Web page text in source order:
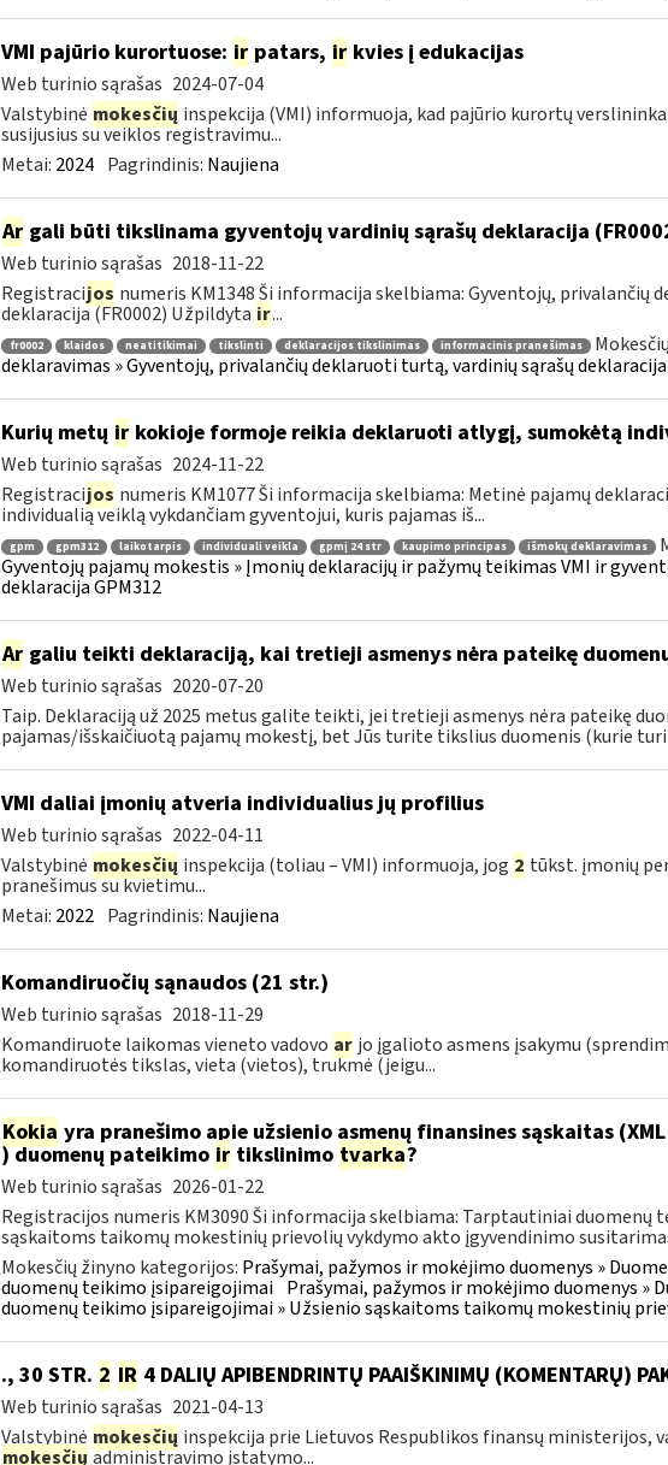
VMI pajūrio kurortuose: irpatars, irkvies į edukacijas
Web turinio sąrašas 2024-07-04
Valstybinė mokesčių inspekcija (VMI) informuoja, kad pajūrio kurortų
susijusius su veiklos registravimu...
Metai: 2024 Pagrindinis: Naujiena
Argali būti tikslinama gyventojų vardinių sąrašų deklaracija
Web turinio sąrašas 2018-11-22
Registracijos numeris KM1348 Ši informacija skelbiama: Gyventojų, privalančių
deklaracija (FR0002) Užpildyta ir...
fr0002 klaidos neatitikimai tikslinti deklaracijos tikslinimas informacinis pranešimas
deklaravimas » Gyventojų, privalančių deklaruoti turtą, vardinių sąrašų deklaracija
Kurių metų irkokioje formoje reikia deklaruoti atlygį, sumokėtą
Web turinio sąrašas 2024-11-22
Registracijos numeris KM1077 Ši informacija skelbiama: Metinė pajamų
individualią veiklą vykdančiam gyventojui, kuris pajamas iš...
gpm gpm312 laikotarpis individuali veikla gpmį 24 str kaupimo principas išmokų deklaravimas
Gyventojų pajamų mokestis » Įmonių deklaracijų ir pažymų teikimas VMI ir
deklaracija GPM312
Argaliu teikti deklaraciją, kai tretieji asmenys nėra pateikę
Web turinio sąrašas 2020-07-20
Taip. Deklaraciją už 2025 metus galite teikti, jei tretieji asmenys nėra pateikę
pajamas/išskaičiuotą pajamų mokestį, bet Jūs turite tikslius duomenis (kurie
VMI daliai įmonių atveria individualius jų profilius
Web turinio sąrašas 2022-04-11
Valstybinė mokesčių inspekcija (toliau – VMI) informuoja, jog 2 tūkst. įmonių
pranešimus su kvietimu...
Metai: 2022 Pagrindinis: Naujiena
Komandiruočių sąnaudos (21 str.)
Web turinio sąrašas 2018-11-29
Komandiruote laikomas vieneto vadovo ar jo įgalioto asmens įsakymu
komandiruotės tikslas, vieta (vietos), trukmė (jeigu...
Kokia yra pranešimo apie užsienio asmenų finansines sąskaitas
) duomenų pateikimo irtikslinimo tvarka?
Web turinio sąrašas 2026-01-22
Registracijos numeris KM3090 Ši informacija skelbiama: Tarptautiniai
sąskaitoms taikomų mokestinių prievolių vykdymo akto įgyvendinimo
Mokesčių žinyno kategorijos: Prašymai, pažymos ir mokėjimo duomenys »
duomenų teikimo įsipareigojimai Prašymai, pažymos ir mokėjimo duomenys »
duomenų teikimo įsipareigojimai » Užsienio sąskaitoms taikomų mokestinių
., 30 STR. 2 IR 4 DALIŲ APIBENDRINTŲ PAAIŠKINIMŲ (KOMENTARŲ)
Web turinio sąrašas 2021-04-13
Valstybinė mokesčių inspekcija prie Lietuvos Respublikos finansų ministerijos,
mokesčių administravimo įstatymo...